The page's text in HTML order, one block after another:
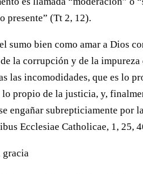
presente” (Tt 2, 12).
sumo bien como amar a Dios
la corrupción y de la
las incomodidades, que es lo
lo propio de la justicia, y,
engañar subrepticiamente por
Ecclesiae Catholicae, 1, 25,
gracia